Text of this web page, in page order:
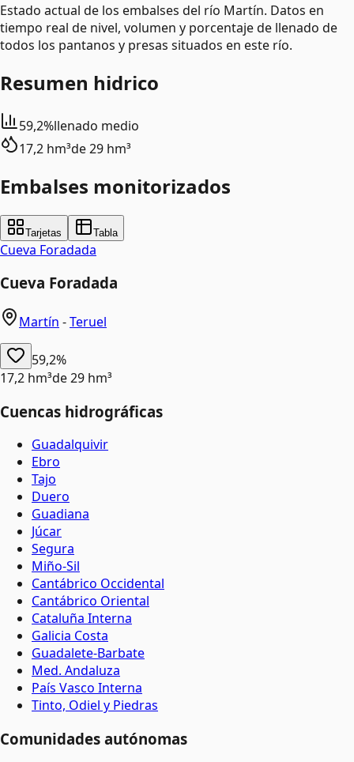
Estado actual de los embalses del río Martín. Datos en
tiempo real de nivel, volumen y porcentaje de llenado de
todos los pantanos y presas situados en este río.
Resumen hidrico
59,2%llenado medio
17,2 hm³de29 hm³
Embalses monitorizados
Tarjetas Tabla
Cueva Foradada
Cueva Foradada
Martín -Teruel
59,2%
17,2 hm³de29 hm³
Cuencas hidrográficas
Guadalquivir
Ebro
Tajo
Duero
Guadiana
Júcar
Segura
Miño-Sil
Cantábrico Occidental
Cantábrico Oriental
Cataluña Interna
Galicia Costa
Guadalete-Barbate
Med. Andaluza
País Vasco Interna
Tinto, Odiel y Piedras
Comunidades autónomas